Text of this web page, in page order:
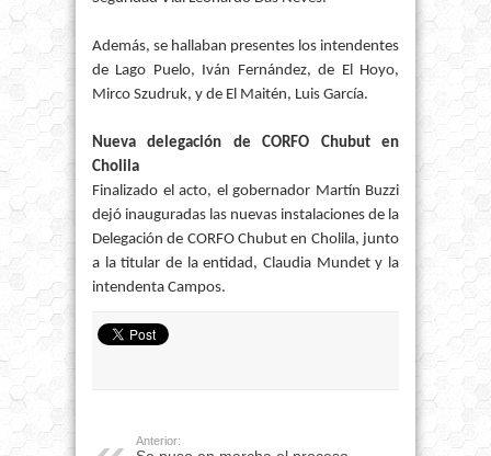
Además, se hallaban presentes los intendentes
de Lago Puelo, Iván Fernández, de El Hoyo,
Mirco Szudruk, y de El Maitén, Luis García.
Nueva delegación de CORFO Chubut en
Cholila
Finalizado el acto, el gobernador Martín Buzzi
dejó inauguradas las nuevas instalaciones de la
Delegación de CORFO Chubut en Cholila, junto
a la titular de la entidad, Claudia Mundet y la
intendenta Campos.
Anterior: